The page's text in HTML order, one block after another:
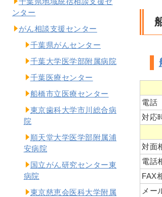
電話
対応
対面
電話
FAX
メー
ンター
がん相談支援センター
千葉県がんセンター
千葉大学医学部附属病院
千葉医療センター
船橋市立医療センター
東京歯科大学市川総合病
院
順天堂大学医学部附属浦
安病院
国立がん研究センター東
病院
東京慈恵会医科大学附属